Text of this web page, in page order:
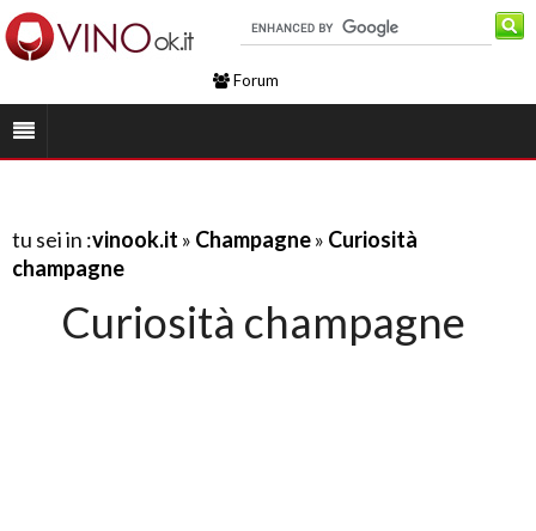
Forum
tu sei in :vinook.it » Champagne» Curiosità
champagne
Curiosità champagne